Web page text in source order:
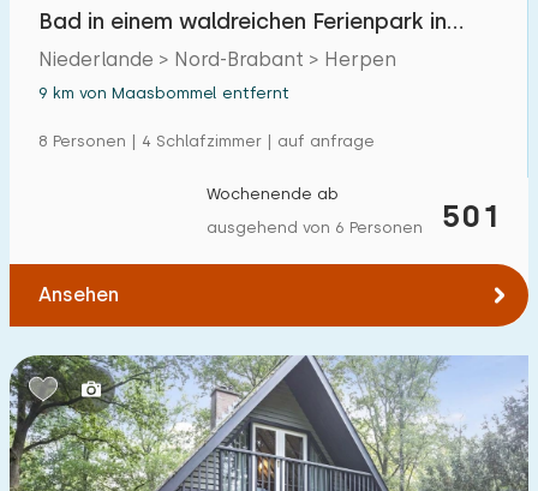
Bad in einem waldreichen Ferienpark in
Brabant
Niederlande > Nord-Brabant > Herpen
9 km von Maasbommel entfernt
8 Personen | 4 Schlafzimmer | auf anfrage
501
Wochenende ab
ausgehend von 6 Personen
Ansehen